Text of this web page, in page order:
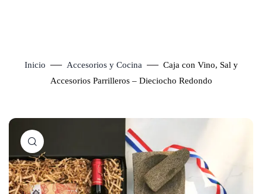
Inicio Accesorios y Cocina
Caja con Vino, Sal y
Accesorios Parrilleros – Dieciocho Redondo